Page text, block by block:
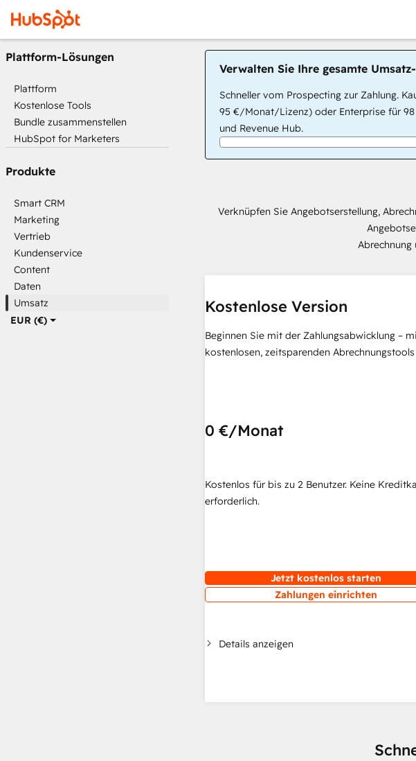
EUR (€)
Plattform-Lösungen
Plattform
Kostenlose Tools
Bundle zusammenstellen
HubSpot for Marketers
Produkte
Smart CRM
Marketing
Vertrieb
Kundenservice
Content
Daten
Umsatz
Verwalten Sie Ihre gesamte
Schneller vom Prospecting zur Zahlung.
95 €/Monat/Lizenz) oder Enterprise für
und Revenue Hub.
Verknüpfen Sie Angebotserstellung,
Abrechnung
Kostenlose Version
Beginnen Sie mit der Zahlungsabwicklung –
kostenlosen, zeitsparenden Abrechnungstools
0 €/Monat
Kostenlos für bis zu 2 Benutzer. Keine
erforderlich.
Jetzt kostenlos starten
Zahlungen einrichten
Details anzeigen